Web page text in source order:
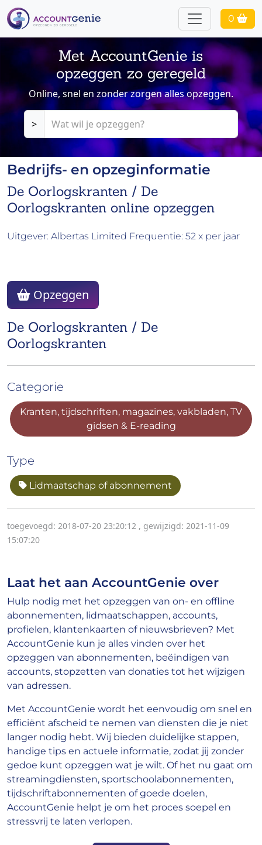
0
Met AccountGenie is
opzeggen zo geregeld
Online, snel en zonder zorgen alles opzeggen.
>
Bedrijfs- en opzeginformatie
De Oorlogskranten / De
Oorlogskranten online opzeggen
Uitgever: Albertas Limited Frequentie: 52 x per jaar
De Oorlogskranten / De
Oorlogskranten
Opzeggen
Categorie
Kranten, tijdschriften, magazines, vakbladen, TV
gidsen & E-reading
Type
Lidmaatschap of abonnement
toegevoegd: 2018-07-20 23:20:12 , gewijzigd: 2021-11-09
15:07:20
Laat het aan AccountGenie over
Hulp nodig met het opzeggen van on- en offline
abonnementen, lidmaatschappen, accounts,
profielen, klantenkaarten of nieuwsbrieven? Met
AccountGenie kun je alles vinden over het
opzeggen van abonnementen, beëindigen van
accounts, stopzetten van donaties tot het wijzigen
van adressen.
Met AccountGenie wordt het eenvoudig om snel en
efficiënt afscheid te nemen van diensten die je niet
langer nodig hebt. Wij bieden duidelijke stappen,
handige tips en actuele informatie, zodat jij zonder
gedoe kunt opzeggen wat je wilt. Of het nu gaat om
streamingdiensten, sportschoolabonnementen,
tijdschriftabonnementen of goede doelen,
AccountGenie helpt je om het proces soepel en
stressvrij te laten verlopen.